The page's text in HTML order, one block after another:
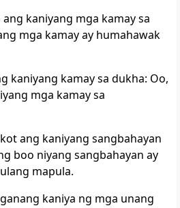
kaniyang mga kamay sa
mga kamay ay humahawak
kaniyang kamay sa dukha: Oo,
mga kamay sa
ang kaniyang sangbahayan
boo niyang sangbahayan ay
mapula.
kaniya ng mga unang